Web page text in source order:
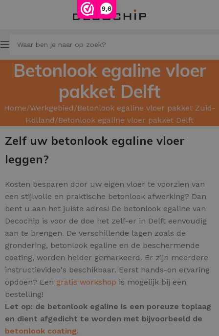
9,6
Betonlook egaline vloer
pakket Delft
Home Werkgebied Betonlook egaline vloer pakket Zuid-
Holland Betonlook egaline vloer pakket Delft
Zelf uw betonlook egaline vloer
leggen?
Kosten besparen door uw eigen vloer te voorzien van
een stijlvolle en praktische betonlook afwerking? Dan
bent u aan het juiste adres! De betonlook egaline van
Decochip is voor de doe het zelf-er in Delft eenvoudig
aan te brengen. De verschillende lagen zoals de
grondering, betonlook egaline en de beschermende
coating, worden helder gemarkeerd. Er zijn meerdere
instructievideo's beschikbaar. Eerst hands-on ervaring
opdoen? Een gratis workshop is mogelijk bij een
bestelling!
Let op: de betonlook egaline is een poreuze toplaag
en dient afgedicht te worden met bijvoorbeeld de
betonlook coating.